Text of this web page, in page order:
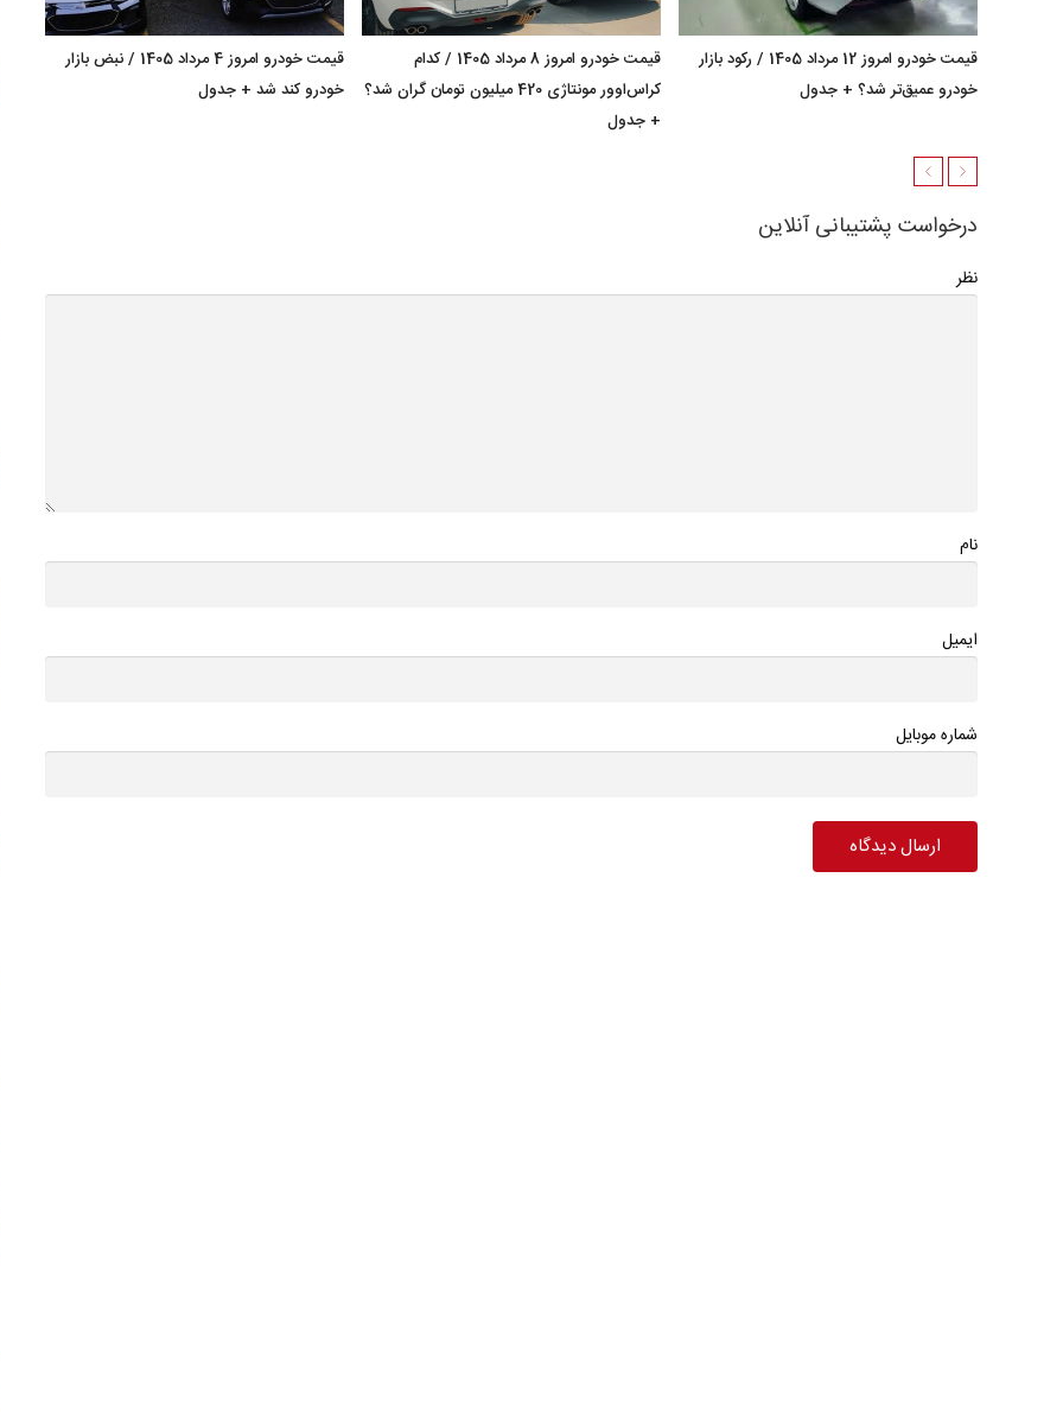
قیمت خودرو امروز 12 مرداد 1405 / رکود بازار
خودرو عمیق‌تر شد؟ + جدول
قیمت خودرو امروز 8 مرداد 1405 / کدام
کراس‌اوور مونتاژی 420 میلیون تومان گران شد؟
+ جدول
قیمت خودرو امروز 4 مرداد 1405 / نبض بازار
خودرو کند شد + جدول
+
درخواست پشتیبانی آنلاین
نظر
نام
ایمیل
شماره موبایل